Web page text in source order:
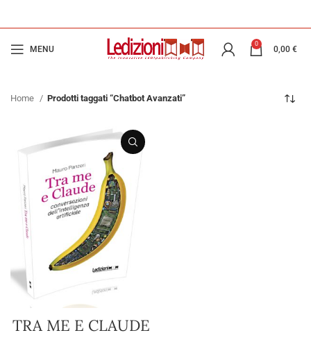
MENU
0
0,00 €
Home Prodotti taggati “Chatbot Avanzati”
TRA ME E CLAUDE